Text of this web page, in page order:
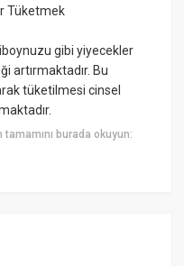
Tüketmek
gibi yiyecekler
artırmaktadır. Bu
tüketilmesi cinsel
tamamını burada okuyun: